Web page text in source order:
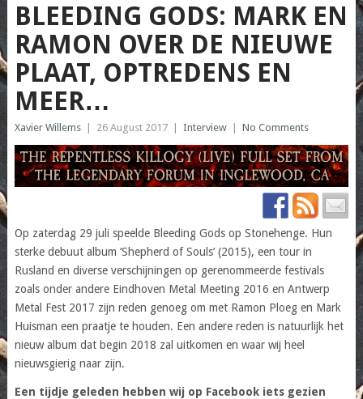
BLEEDING GODS: MARK EN
RAMON OVER DE NIEUWE
PLAAT, OPTREDENS EN
MEER…
Xavier Willems 26 August 2017 Interview No Comments
Op zaterdag 29 juli speelde Bleeding Gods op Stonehenge. Hun
sterke debuut album ‘Shepherd of Souls’ (2015), een tour in
Rusland en diverse verschijningen op gerenommeerde festivals
zoals onder andere Eindhoven Metal Meeting 2016 en Antwerp
Metal Fest 2017 zijn reden genoeg om met Ramon Ploeg en Mark
Huisman een praatje te houden. Een andere reden is natuurlijk het
nieuw album dat begin 2018 zal uitkomen en waar wij heel
nieuwsgierig naar zijn.
Een tijdje geleden hebben wij op Facebook iets gezien